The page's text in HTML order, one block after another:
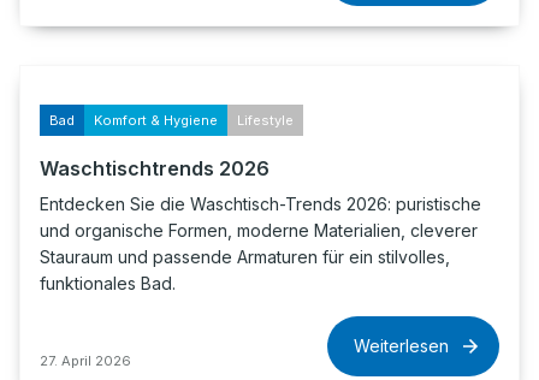
Bad Komfort & Hygiene Lifestyle
Waschtischtrends 2026
Entdecken Sie die Waschtisch-Trends 2026: puristische
und organische Formen, moderne Materialien, cleverer
Stauraum und passende Armaturen für ein stilvolles,
funktionales Bad.
27. April 2026
Weiterlesen